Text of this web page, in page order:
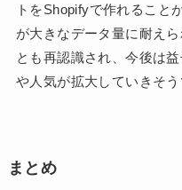
トをShopifyで作れること
が大きなデータ量に耐え
とも再認識され、今後は
や人気が拡大していきそう
まとめ